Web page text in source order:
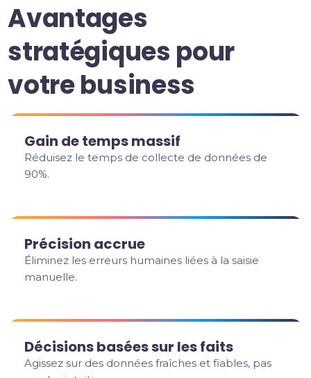
Avantages
stratégiques pour
votre business
Gain de temps massif
Réduisez le temps de collecte de données de
90%.
Précision accrue
Éliminez les erreurs humaines liées à la saisie
manuelle.
Décisions basées sur les faits
Agissez sur des données fraîches et fiables, pas